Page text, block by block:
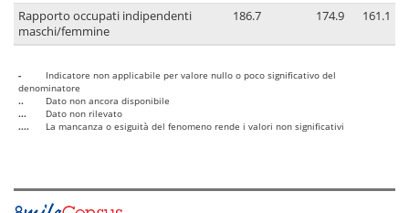
Rapporto occupati indipendenti
maschi/femmine
186.7 174.9 161.1
-
Indicatore non applicabile per valore nullo o poco significativo del
denominatore
..
Dato non ancora disponibile
...
Dato non rilevato
....
La mancanza o esiguità del fenomeno rende i valori non significativi